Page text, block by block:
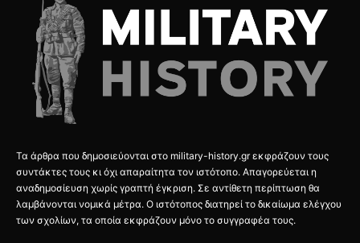
Τα άρθρα που δημοσιεύονται στο military-history.gr εκφράζουν τους
συντάκτες τους κι όχι απαραίτητα τον ιστότοπο. Απαγορεύεται η
αναδημοσίευση χωρίς γραπτή έγκριση. Σε αντίθετη περίπτωση θα
λαμβάνονται νομικά μέτρα. Ο ιστότοπος διατηρεί το δικαίωμα ελέγχου
των σχολίων, τα οποία εκφράζουν μόνο το συγγραφέα τους.